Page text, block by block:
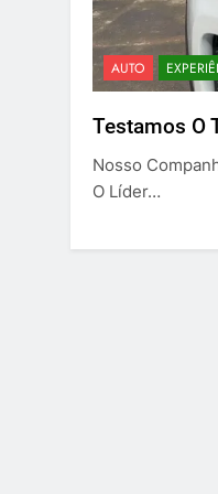
AUTO
Testamos O
Nosso
O Líder…